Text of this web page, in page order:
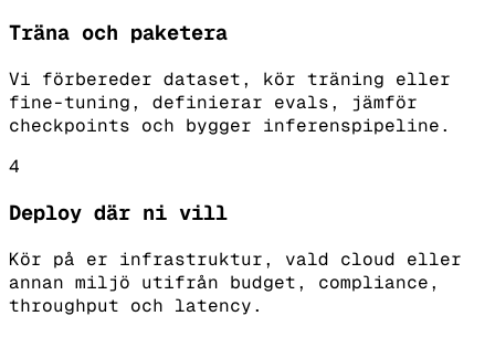
Träna och paketera
Vi förbereder dataset, kör träning eller
fine-tuning, definierar evals, jämför
checkpoints och bygger inferenspipeline.
4
Deploy där ni vill
Kör på er infrastruktur, vald cloud eller
annan miljö utifrån budget, compliance,
throughput och latency.